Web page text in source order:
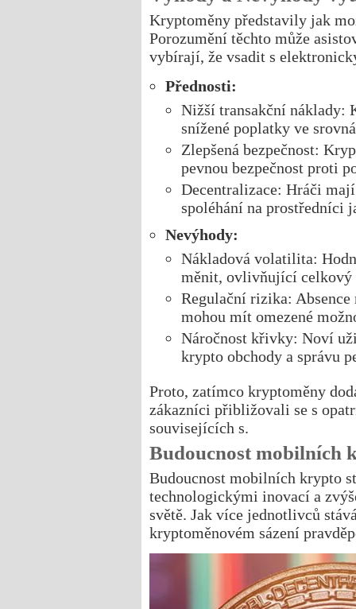
Kryptoměny představily jak
Porozumění těchto může
vybírají, že vsadit s
Přednosti:
Nižší transakční náklady:
snížené poplatky ve
Zlepšená bezpečnost:
pevnou bezpečnost proti
Decentralizace: Hráči
spoléhání na prostředníci
Nevýhody:
Nákladová volatilita:
měnit, ovlivňující celkový
Regulační rizika: Absence
mohou mít omezené
Náročnost křivky: Noví
krypto obchody a správu
Proto, zatímco kryptoměny
zákazníci přibližovali se s
souvisejících s.
Budoucnost mobilních
Budoucnost mobilních krypto
technologickými inovací a
světě. Jak více jednotlivců
kryptoměnovém sázení